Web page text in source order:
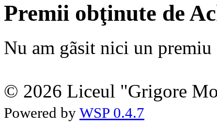
Premii obţinute de
Nu am gãsit nici un premiu
© 2026 Liceul "Grigore
Powered by WSP 0.4.7